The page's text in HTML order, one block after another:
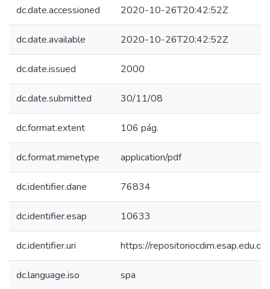
dc.date.accessioned 2020-10-26T20:42:52Z
dc.date.available 2020-10-26T20:42:52Z
dc.date.issued 2000
dc.date.submitted 30/11/08
dc.format.extent 106 pág.
dc.format.mimetype application/pdf
dc.identifier.dane 76834
dc.identifier.esap 10633
dc.identifier.uri https://
dc.language.iso spa